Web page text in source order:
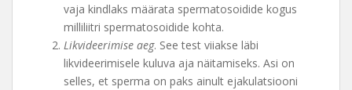
vaja kindlaks määrata spermatosoidide kogus
milliliitri spermatosoidide kohta.
Likvideerimise aeg. See test viiakse läbi
likvideerimisele kuluva aja näitamiseks. Asi on
selles, et sperma on paks ainult ejakulatsiooni